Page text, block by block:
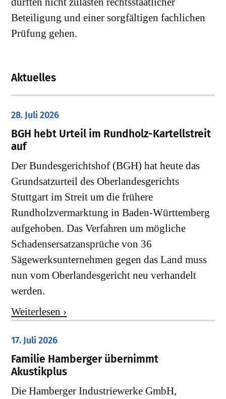
Beteiligung und einer sorgfältigen fachlichen
Prüfung gehen.
Aktuelles
28. Juli 2026
​BGH hebt Urteil im Rundholz-Kartellstreit
auf
Der Bundesgerichtshof (BGH) hat heute das
Grundsatzurteil des Oberlandesgerichts
Stuttgart im Streit um die frühere
Rundholzvermarktung in Baden-Württemberg
aufgehoben. Das Verfahren um mögliche
Schadensersatzansprüche von 36
Sägewerksunternehmen gegen das Land muss
nun vom Oberlandesgericht neu verhandelt
werden.
Weiterlesen ›
17. Juli 2026
Familie Hamberger übernimmt
Akustikplus
Die Hamberger Industriewerke GmbH,